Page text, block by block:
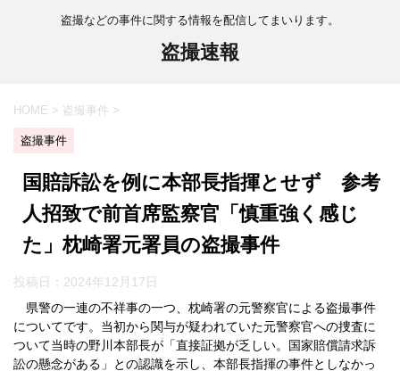
盗撮などの事件に関する情報を配信してまいります。
盗撮速報
HOME > 盗撮事件 >
盗撮事件
国賠訴訟を例に本部長指揮とせず 参考
人招致で前首席監察官「慎重強く感じ
た」枕崎署元署員の盗撮事件
投稿日： 2024年12月17日
県警の一連の不祥事の一つ、枕崎署の元警察官による盗撮事件
についてです。当初から関与が疑われていた元警察官への捜査に
ついて当時の野川本部長が「直接証拠が乏しい。国家賠償請求訴
訟の懸念がある」との認識を示し、本部長指揮の事件としなかっ